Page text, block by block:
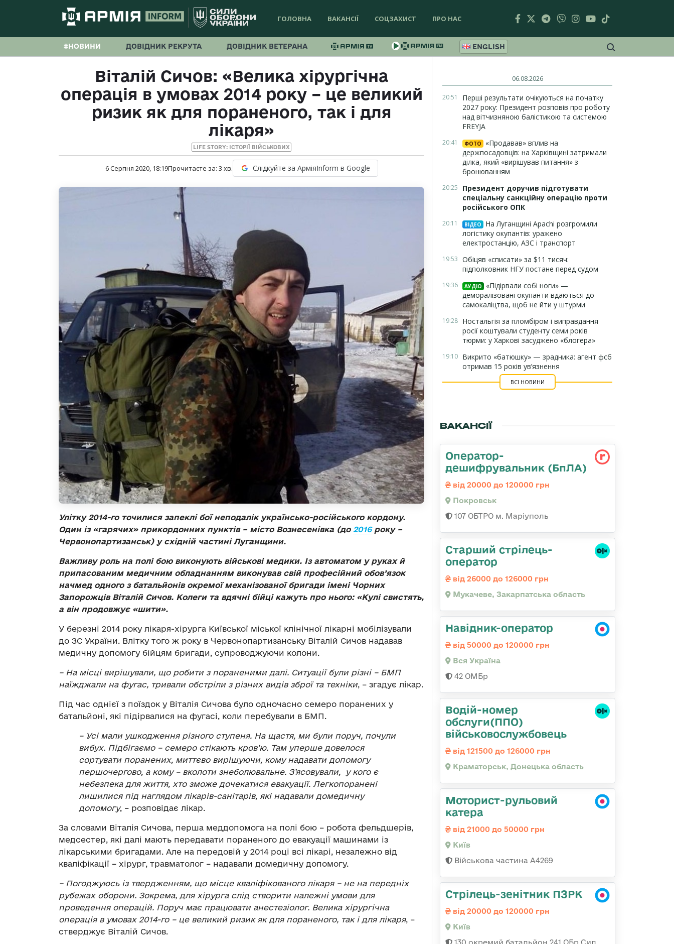
ГОЛОВНА ВАКАНСІЇ СОЦЗАХИСТ ПРО НАС
#НОВИНИ ДОВІДНИК РЕКРУТА ДОВІДНИК ВЕТЕРАНА ENGLISH
Віталій Сичов: «Велика хірургічна
операція в умовах 2014 року – це великий
ризик як для пораненого, так і для
лікаря»
LIFE STORY: ІСТОРІЇ ВІЙСЬКОВИХ
6 Серпня 2020, 18:19Прочитаєте за: 3 хв. Слідкуйте за АрміяInform в Google
Улітку 2014-го точилися запеклі бої неподалік українсько-російського кордону.
Один із «гарячих» прикордонних пунктів – місто Вознесенівка (до 2016 року –
Червонопартизанськ)у східній частині Луганщини.
Важливу роль на полі бою виконують військові медики. Із автоматом у руках й
припасованим медичним обладнанням виконував свій професійний обов’язок
начмед одного з батальйонів окремої механізованої бригади імені Чорних
Запорожців Віталій Сичов. Колеги та вдячні бійці кажуть про нього: «Кулі свистять,
а він продовжує «шити».
У березні 2014 року лікаря-хірурга Київської міської клінічної лікарні мобілізували
до ЗС України. Влітку того ж року в Червонопартизанську Віталій Сичов надавав
медичну допомогу бійцям бригади, супроводжуючи колони.
– На місці вирішували, що робити з пораненими далі. Ситуації були різні – БМП
наїжджали на фугас, тривали обстріли з різних видів зброї та техніки, – згадує лікар.
Під час однієї з поїздок у Віталія Сичова було одночасно семеро поранених у
батальйоні, які підірвалися на фугасі, коли перебували в БМП.
– Усі мали ушкодження різного ступеня. На щастя, ми були поруч, почули
вибух. Підбігаємо – семеро стікають кров’ю. Там уперше довелося
сортувати поранених, миттєво вирішуючи, кому надавати допомогу
першочергово, а кому – вколоти знеболювальне. З’ясовували, у кого є
небезпека для життя, хто зможе дочекатися евакуації. Легкопоранені
лишилися під наглядом лікарів-санітарів, які надавали домедичну
допомогу, – розповідає лікар.
За словами Віталія Сичова, перша меддопомога на полі бою – робота фельдшерів,
медсестер, які далі мають передавати пораненого до евакуації машинами із
лікарськими бригадами. Але на передовій у 2014 році всі лікарі, незалежно від
кваліфікації – хірург, травматолог – надавали домедичну допомогу.
– Погоджуюсь із твердженням, що місце кваліфікованого лікаря – не на передніх
рубежах оборони. Зокрема, для хірурга слід створити належні умови для
проведення операцій. Поруч має працювати анестезіолог. Велика хірургічна
операція в умовах 2014-го – це великий ризик як для пораненого, так і для лікаря, –
стверджує Віталій Сичов.
06.08.2026
20:51
Перші результати очікуються на початку
2027 року: Президент розповів про роботу
над вітчизняною балістикою та системою
FREYJA
20:41 ФОТО
«Продавав» вплив на
держпосадовців: на Харківщині затримали
ділка, який «вирішував питання» з
бронюванням
20:25
Президент доручив підготувати
спеціальну санкційну операцію проти
російського ОПК
20:11 ВІДЕО
На Луганщині Apachi розгромили
логістику окупантів: уражено
електростанцію, АЗС і транспорт
19:53 Обіцяв «списати» за $11 тисяч:
підполковник НГУ постане перед судом
19:36 АУДІО
«Підірвали собі ноги» —
деморалізовані окупанти вдаються до
самокаліцтва, щоб не йти у штурми
19:28 Ностальгія за пломбіром і виправдання
росії коштували студенту семи років
тюрми: у Харкові засуджено «блогера»
19:10 Викрито «батюшку» — зрадника: агент фсб
отримав 15 років ув’язнення
ВСІ НОВИНИ
ВАКАНСІЇ
Оператор-
дешифрувальник (БпЛА)
від 20000 до 120000 грн
Покровськ
107 ОБТРО м. Маріуполь
Старший стрілець-
оператор
від 26000 до 126000 грн
Мукачеве, Закарпатська область
Навідник-оператор
від 50000 до 120000 грн
Вся Україна
42 ОМБр
Водій-номер
обслуги(ППО)
військовослужбовець
від 121500 до 126000 грн
Краматорськ, Донецька область
Моторист-рульовий
катера
від 21000 до 50000 грн
Київ
Військова частина А4269
Стрілець-зенітник ПЗРК
від 20000 до 120000 грн
Київ
130 окремий батальйон 241 ОБр Сил